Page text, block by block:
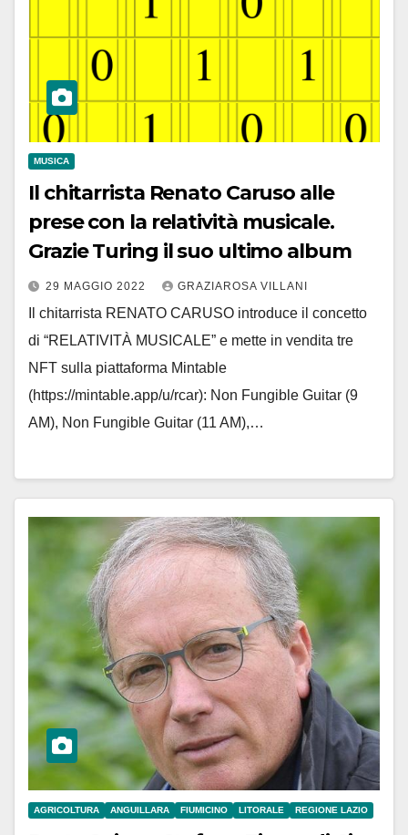
MUSICA
Il chitarrista Renato Caruso alle
prese con la relatività musicale.
Grazie Turing il suo ultimo album
29 MAGGIO 2022 GRAZIAROSA VILLANI
Il chitarrista RENATO CARUSO introduce il concetto
di “RELATIVITÀ MUSICALE” e mette in vendita tre
NFT sulla piattaforma Mintable
(https://mintable.app/u/rcar): Non Fungible Guitar (9
AM), Non Fungible Guitar (11 AM),…
AGRICOLTURA ANGUILLARA FIUMICINO LITORALE REGIONE LAZIO